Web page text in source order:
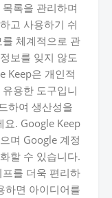
록을 관리하며
고 사용하기 쉬
체계적으로 관
보를 잊지 않도
Keep은 개인적
용한 도구입니
하여 생산성을
요. Google Keep
며 Google 계정
할 수 있습니다.
를 더욱 편리하
하면 아이디어를